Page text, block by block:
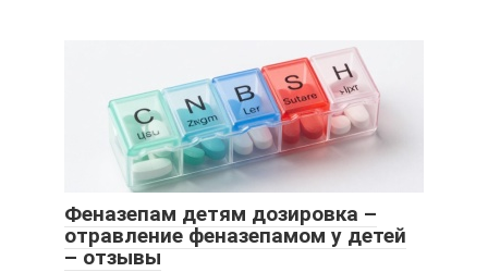
Феназепам детям дозировка –
отравление феназепамом у детей
– отзывы